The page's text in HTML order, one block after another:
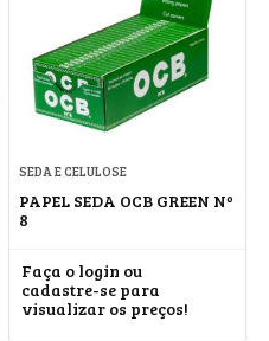
SEDA E CELULOSE
PAPEL SEDA OCB GREEN Nº
8
Faça o login ou
cadastre-se para
visualizar os preços!